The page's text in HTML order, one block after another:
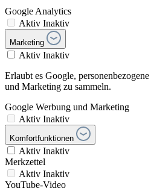
Google Analytics
Aktiv Inaktiv
Marketing
Aktiv Inaktiv
Erlaubt es Google,
und Marketing zu sammeln.
Google Werbung und Marketing
Aktiv Inaktiv
Komfortfunktionen
Aktiv Inaktiv
Merkzettel
Aktiv Inaktiv
YouTube-Video